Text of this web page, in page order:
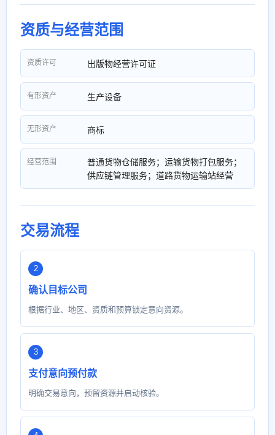
资质与经营范围
资质许可 出版物经营许可证
有形资产 生产设备
无形资产 商标
经营范围
普通货物仓储服务；运输货物打包服务；
供应链管理服务；道路货物运输站经营
交易流程
确认目标公司
根据行业、地区、资质和预算锁定意向资源。
支付意向预付款
明确交易意向，预留资源并启动核验。